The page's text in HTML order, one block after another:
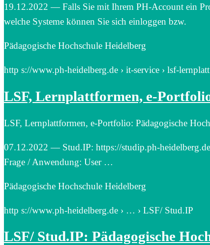
19.12.2022 — Falls Sie mit Ihrem PH-Account ein
welche Systeme können Sie sich einloggen bzw.
Pädagogische Hochschule Heidelberg
http s://www.ph-heidelberg.de › it-service › lsf-
LSF, Lernplattformen, e-
LSF, Lernplattformen, e-Portfolio: Pädagogische
07.12.2022 — Stud.​IP:​ https://​studip.​ph-
Frage / Anwendung: User …
Pädagogische Hochschule Heidelberg
http s://www.ph-heidelberg.de › … › LSF/ Stud.IP
LSF/ Stud.IP: Pädagogische